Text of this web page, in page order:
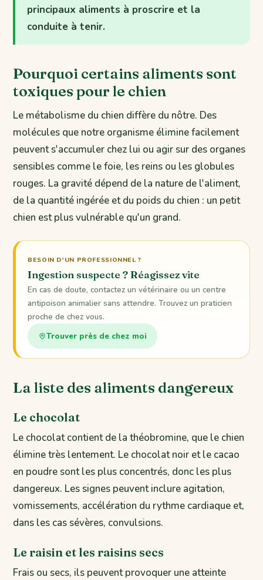
principaux aliments à proscrire et la
conduite à tenir.
Pourquoi certains aliments sont
toxiques pour le chien
Le métabolisme du chien diffère du nôtre. Des
molécules que notre organisme élimine facilement
peuvent s'accumuler chez lui ou agir sur des organes
sensibles comme le foie, les reins ou les globules
rouges. La gravité dépend de la nature de l'aliment,
de la quantité ingérée et du poids du chien : un petit
chien est plus vulnérable qu'un grand.
BESOIN D'UN PROFESSIONNEL ?
Ingestion suspecte ? Réagissez vite
En cas de doute, contactez un vétérinaire ou un centre
antipoison animalier sans attendre. Trouvez un praticien
proche de chez vous.
Trouver près de chez moi
La liste des aliments dangereux
Le chocolat
Le chocolat contient de la théobromine, que le chien
élimine très lentement. Le chocolat noir et le cacao
en poudre sont les plus concentrés, donc les plus
dangereux. Les signes peuvent inclure agitation,
vomissements, accélération du rythme cardiaque et,
dans les cas sévères, convulsions.
Le raisin et les raisins secs
Frais ou secs, ils peuvent provoquer une atteinte